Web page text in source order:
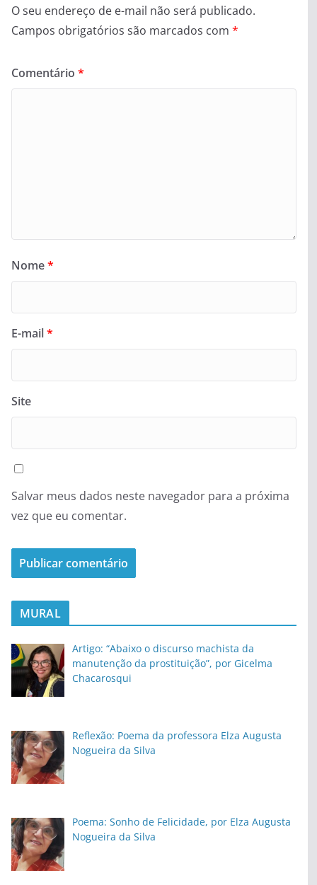
O seu endereço de e-mail não será publicado.
Campos obrigatórios são marcados com *
Comentário *
Nome*
E-mail*
Site
Salvar meus dados neste navegador para a próxima
vez que eu comentar.
MURAL
Artigo: “Abaixo o discurso machista da
manutenção da prostituição”, por Gicelma
Chacarosqui
Reflexão: Poema da professora Elza Augusta
Nogueira da Silva
Poema: Sonho de Felicidade, por Elza Augusta
Nogueira da Silva